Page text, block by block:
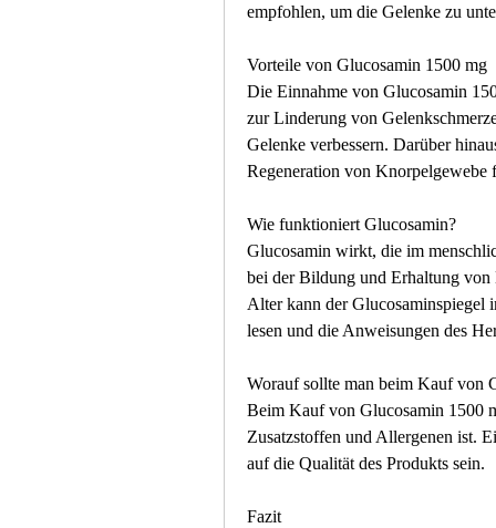
empfohlen, um die Gelenke zu
Vorteile von Glucosamin 1500 mg
Die Einnahme von Glucosamin
zur Linderung von
Gelenke verbessern. Darüber
Regeneration von Knorpelgewebe
Wie funktioniert Glucosamin?
Glucosamin wirkt, die im
bei der Bildung und Erhaltung
Alter kann der Glucosaminspiegel
lesen und die Anweisungen des
Worauf sollte man beim Kauf von
Beim Kauf von Glucosamin 1500
Zusatzstoffen und Allergenen ist.
auf die Qualität des Produkts sein.
Fazit